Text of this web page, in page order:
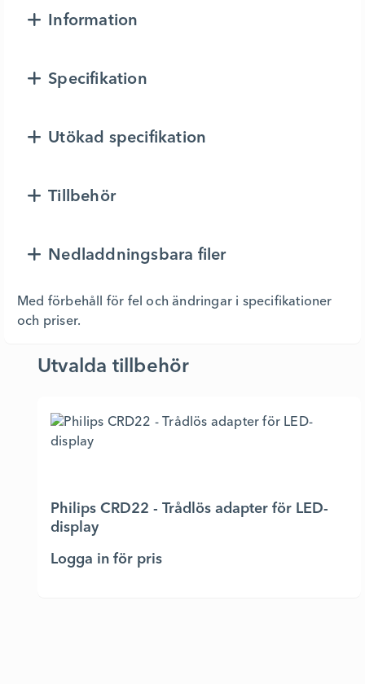
Information
Specifikation
Utökad specifikation
Tillbehör
Nedladdningsbara filer
Med förbehåll för fel och ändringar i specifikationer
och priser.
Utvalda tillbehör
Philips CRD22 - Trådlös adapter för LED-
display
Logga in för pris